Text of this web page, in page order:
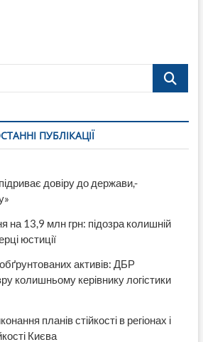
Поиск…
ПУБЛІКАЦІЇ
довіру до держави,-
на 13,9 млн грн: підозра колишній
юстиції
активів: ДБР
колишньому керівнику логістики
планів стійкості в регіонах і
Києва